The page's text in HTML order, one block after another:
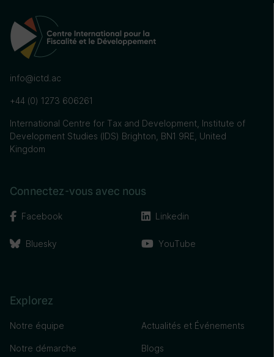
info@ictd.ac
+44 (0) 1273 606261
International Centre for Tax and Development, Institute of
Development Studies (IDS) Brighton, BN1 9RE, United
Kingdom
Connectez-vous avec nous
Facebook
Bluesky
Linkedin
YouTube
Explorez
Notre équipe
Notre démarche
Actualités et Événements
Blogs